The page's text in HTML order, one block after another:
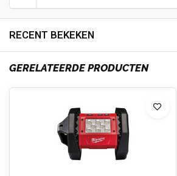
RECENT BEKEKEN
GERELATEERDE PRODUCTEN